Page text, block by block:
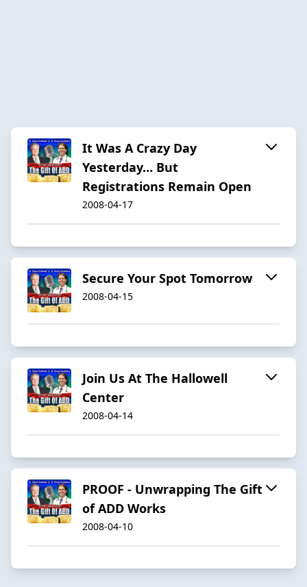
It Was A Crazy Day
Yesterday… But
Registrations Remain Open
2008-04-17
Secure Your Spot Tomorrow
2008-04-15
Join Us At The Hallowell
Center
2008-04-14
PROOF - Unwrapping The Gift
of ADD Works
2008-04-10